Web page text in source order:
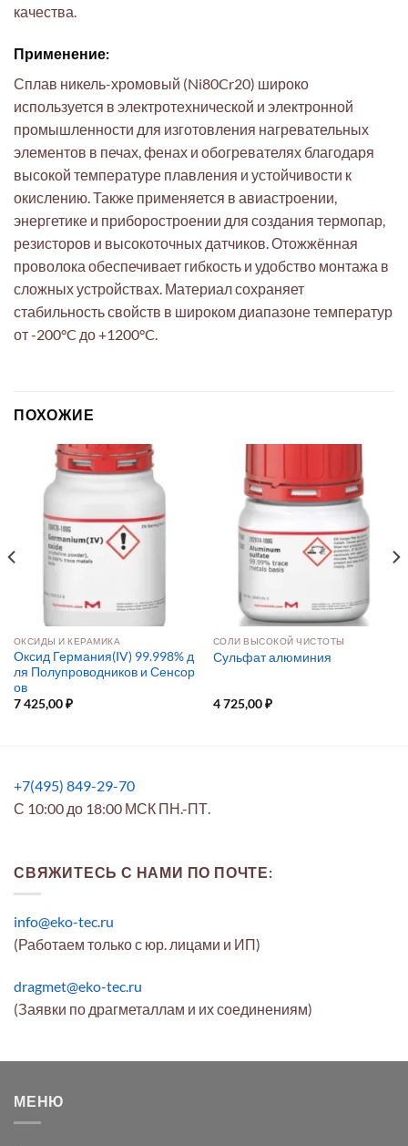
качества.
Применение:
Сплав никель-хромовый (Ni80Cr20) широко
используется в электротехнической и электронной
промышленности для изготовления нагревательных
элементов в печах, фенах и обогревателях благодаря
высокой температуре плавления и устойчивости к
окислению. Также применяется в авиастроении,
энергетике и приборостроении для создания термопар,
резисторов и высокоточных датчиков. Отожжённая
проволока обеспечивает гибкость и удобство монтажа в
сложных устройствах. Материал сохраняет
стабильность свойств в широком диапазоне температур
от -200°C до +1200°C.
ПОХОЖИЕ
ОКСИДЫ И КЕРАМИКА
Оксид Германия(IV) 99.998% д
ля Полупроводников и Сенсор
ов
7 425,00₽
СОЛИ ВЫСОКОЙ ЧИСТОТЫ
Сульфат алюминия
4 725,00₽
+7(495) 849-29-70
С 10:00 до 18:00 МСК ПН.-ПТ.
СВЯЖИТЕСЬ С НАМИ ПО ПОЧТЕ:
info@eko-tec.ru
(Работаем только с юр. лицами и ИП)
dragmet@eko-tec.ru
(Заявки по драгметаллам и их соединениям)
МЕНЮ